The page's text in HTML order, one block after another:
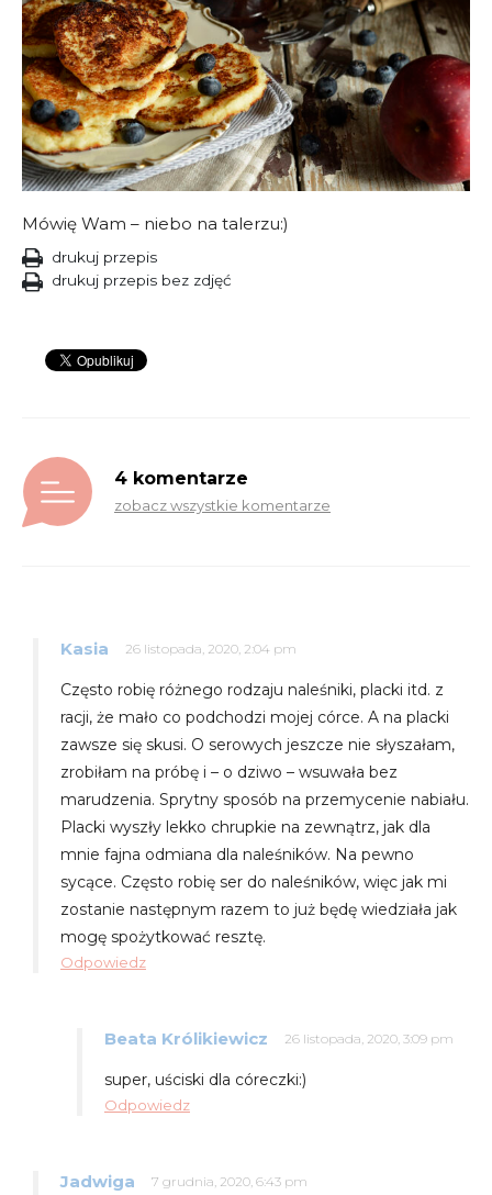
Mówię Wam – niebo na talerzu:)
drukuj przepis
drukuj przepis bez zdjęć
4 komentarze
zobacz wszystkie komentarze
Kasia 26 listopada, 2020, 2:04 pm
Często robię różnego rodzaju naleśniki, placki itd. z
racji, że mało co podchodzi mojej córce. A na placki
zawsze się skusi. O serowych jeszcze nie słyszałam,
zrobiłam na próbę i – o dziwo – wsuwała bez
marudzenia. Sprytny sposób na przemycenie nabiału.
Placki wyszły lekko chrupkie na zewnątrz, jak dla
mnie fajna odmiana dla naleśników. Na pewno
sycące. Często robię ser do naleśników, więc jak mi
zostanie następnym razem to już będę wiedziała jak
mogę spożytkować resztę.
Odpowiedz
Beata Królikiewicz 26 listopada, 2020, 3:09 pm
super, uściski dla córeczki:)
Odpowiedz
Jadwiga 7 grudnia, 2020, 6:43 pm